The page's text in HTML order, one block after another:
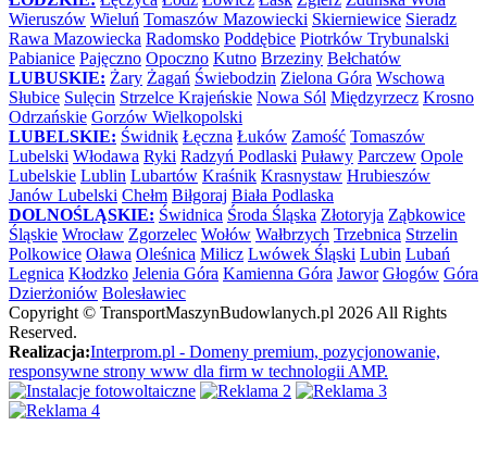
Wieruszów Wieluń Tomaszów Mazowiecki Skierniewice Sieradz
Rawa Mazowiecka Radomsko Poddębice Piotrków Trybunalski
Pabianice Pajęczno Opoczno Kutno Brzeziny Bełchatów
LUBUSKIE: Żary Żagań Świebodzin Zielona Góra Wschowa
Słubice Sulęcin Strzelce Krajeńskie Nowa Sól Międzyrzecz Krosno
Odrzańskie Gorzów Wielkopolski
LUBELSKIE: Świdnik Łęczna Łuków Zamość Tomaszów
Lubelski Włodawa Ryki Radzyń Podlaski Puławy Parczew Opole
Lubelskie Lublin Lubartów Kraśnik Krasnystaw Hrubieszów
Janów Lubelski Chełm Biłgoraj Biała Podlaska
DOLNOŚLĄSKIE: Świdnica Środa Śląska Złotoryja Ząbkowice
Śląskie Wrocław Zgorzelec Wołów Wałbrzych Trzebnica Strzelin
Polkowice Oława Oleśnica Milicz Lwówek Śląski Lubin Lubań
Legnica Kłodzko Jelenia Góra Kamienna Góra Jawor Głogów Góra
Dzierżoniów Bolesławiec
Copyright © TransportMaszynBudowlanych.pl 2026 All Rights
Reserved.
Realizacja:Interprom.pl - Domeny premium, pozycjonowanie,
responsywne strony www dla firm w technologii AMP.